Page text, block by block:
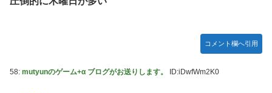
コメント欄へ引用
58: mutyunのゲーム+α ブログがお送りします。 ID:iDwfWm2K0